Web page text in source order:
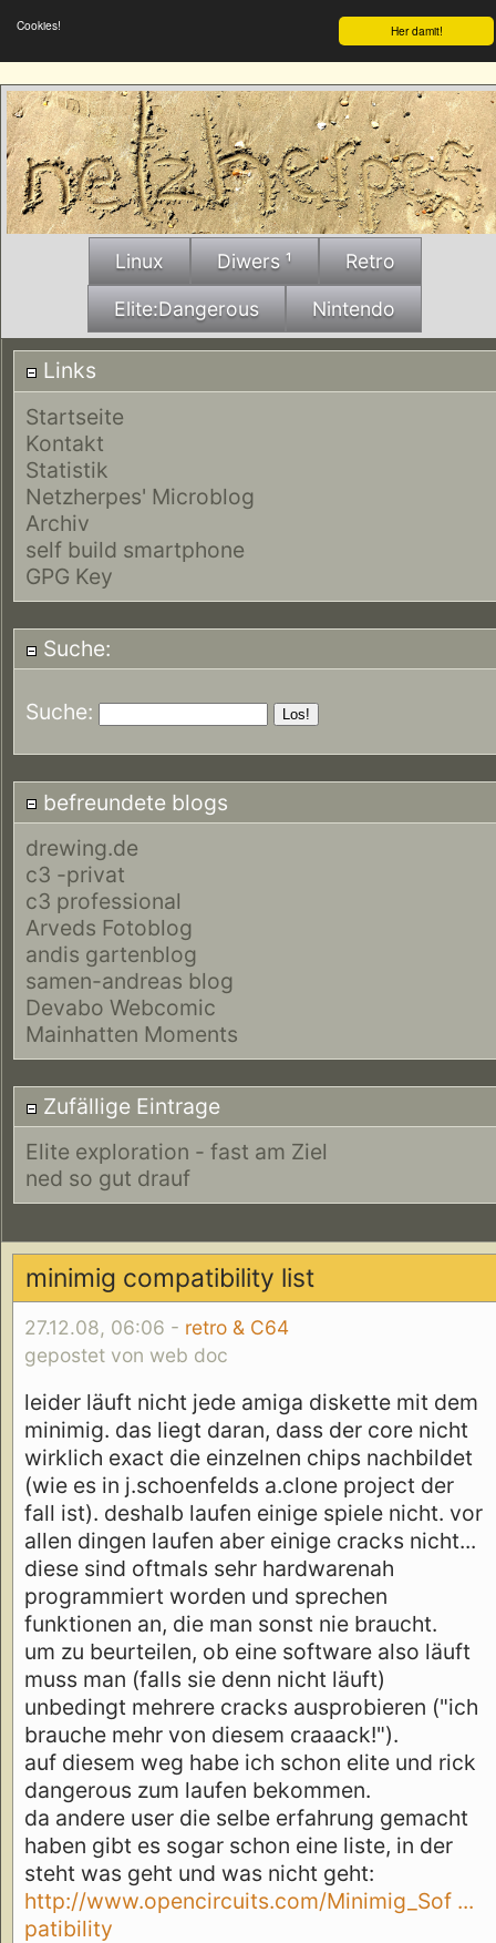
Her damit!
Cookies!
Linux Diwers ¹ Retro
Elite:Dangerous Nintendo
Links
Startseite
Kontakt
Statistik
Netzherpes' Microblog
Archiv
self build smartphone
GPG Key
Suche:
Suche:
befreundete blogs
drewing.de
c3 -privat
c3 professional
Arveds Fotoblog
andis gartenblog
samen-andreas blog
Devabo Webcomic
Mainhatten Moments
Zufällige Eintrage
Elite exploration - fast am Ziel
ned so gut drauf
minimig compatibility list
27.12.08, 06:06 - retro & C64
gepostet von web doc
leider läuft nicht jede amiga diskette mit dem
minimig. das liegt daran, dass der core nicht
wirklich exact die einzelnen chips nachbildet
(wie es in j.schoenfelds a.clone project der
fall ist). deshalb laufen einige spiele nicht. vor
allen dingen laufen aber einige cracks nicht...
diese sind oftmals sehr hardwarenah
programmiert worden und sprechen
funktionen an, die man sonst nie braucht.
um zu beurteilen, ob eine software also läuft
muss man (falls sie denn nicht läuft)
unbedingt mehrere cracks ausprobieren ("ich
brauche mehr von diesem craaack!").
auf diesem weg habe ich schon elite und rick
dangerous zum laufen bekommen.
da andere user die selbe erfahrung gemacht
haben gibt es sogar schon eine liste, in der
steht was geht und was nicht geht:
http://www.opencircuits.com/Minimig_Sof ...
patibility